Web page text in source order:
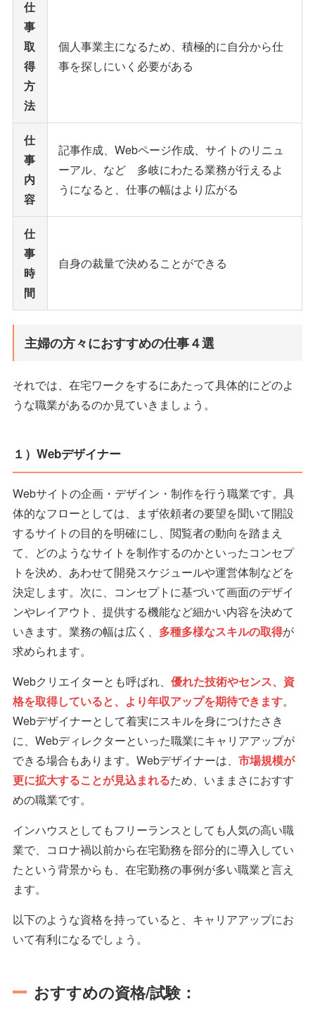
仕
事
取
得
方
法
個人事業主になるため、積極的に自分から仕
事を探しにいく必要がある
仕
事
内
容
記事作成、Webページ作成、サイトのリニュ
ーアル、など 多岐にわたる業務が行えるよ
うになると、仕事の幅はより広がる
仕
事
時
間
自身の裁量で決めることができる
主婦の方々におすすめの仕事４選
それでは、在宅ワークをするにあたって具体的にどのよ
うな職業があるのか見ていきましょう。
１）Webデザイナー
Webサイトの企画・デザイン・制作を行う職業です。具
体的なフローとしては、まず依頼者の要望を聞いて開設
するサイトの目的を明確にし、閲覧者の動向を踏まえ
て、どのようなサイトを制作するのかといったコンセプ
トを決め、あわせて開発スケジュールや運営体制などを
決定します。次に、コンセプトに基づいて画面のデザイ
ンやレイアウト、提供する機能など細かい内容を決めて
いきます。業務の幅は広く、 多種多様なスキルの取得が
求められます。
Webクリエイターとも呼ばれ、 優れた技術やセンス、資
格を取得していると、より年収アップを期待できます。
Webデザイナーとして着実にスキルを身につけたさき
に、Webディレクターといった職業にキャリアアップが
できる場合もあります。Webデザイナーは、 市場規模が
更に拡大することが見込まれるため、いままさにおすす
めの職業です。
インハウスとしてもフリーランスとしても人気の高い職
業で、コロナ禍以前から在宅勤務を部分的に導入してい
たという背景からも、在宅勤務の事例が多い職業と言え
ます。
以下のような資格を持っていると、キャリアアップにお
いて有利になるでしょう。
おすすめの資格/試験：